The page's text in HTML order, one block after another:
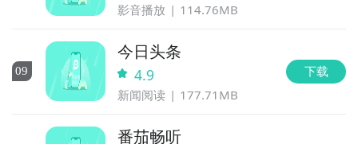
影音播放 114.76MB
09
今日头条
4.9
新闻阅读 177.71MB
下载
番茄畅听